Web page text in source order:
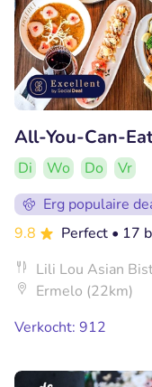
All-You-Can-
Di Wo Do
Vr
Erg populaire
9.8
Perfect • 17
Lili Lou Asian
Ermelo (22km)
Verkocht: 912